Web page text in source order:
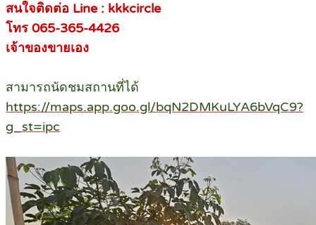
สนใจติดต่อ Line : kkkcircle
โทร 065-365-4426
เจ้าของขายเอง
สามารถนัดชมสถานที่ได้
https://maps.app.goo.gl/bqN2DMKuLYA6bVqC9?
g_st=ipc